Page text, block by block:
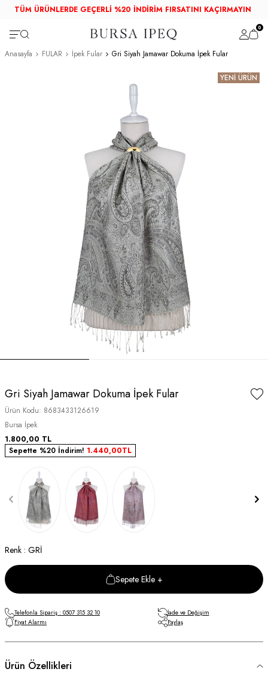
TÜM ÜRÜNLERDE GEÇERLİ %20 İNDİRİM FIRSATINI KAÇIRMAYIN
0
Anasayfa FULAR İpek Fular Gri Siyah Jamawar Dokuma İpek Fular
YENİ ÜRÜN
Gri Siyah Jamawar Dokuma İpek Fular
Ürün Kodu: 8683433126619
Bursa İpek
1.800,00 TL
Sepette %20 İndirim! 1.440,00TL
Renk : GRİ
Sepete Ekle +
Telefonla Sipariş : 0507 315 32 10
İade ve Değişim
Fiyat Alarmı
Paylaş
Ürün Özellikleri